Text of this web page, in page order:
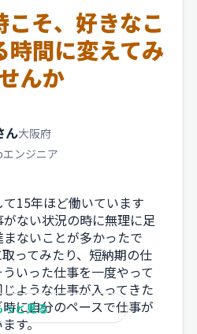
そ、好きなこ
時間に変えてみ
んか
ん大阪府
ンジニア
15年ほど働いています
ない状況の時に無理に足
ないことが多かったで
ってみたり、短納期の仕
いった仕事を一度やって
ような仕事が入ってきた
に自分のペースで仕事が
す。
っと見る